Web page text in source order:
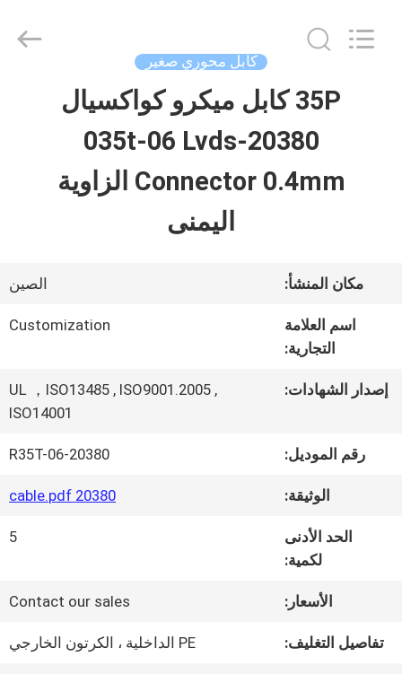
المنزل
المصنع
كابل محوري صغير
35P كابل ميكرو كواكسيال
20380-035t-06 Lvds
Connector 0.4mm الزاوية
اليمنى
مكان المنشأ: الصين
اسم العلامة
التجارية:
Customization
إصدار الشهادات:
UL ，ISO13485 , ISO9001.2005 ,
ISO14001
رقم الموديل: 20380-R35T-06
الوثيقة: 20380 cable.pdf
الحد الأدنى
لكمية:
5
الأسعار: Contact our sales
تفاصيل التغليف: PE الداخلية ، الكرتون الخارجي